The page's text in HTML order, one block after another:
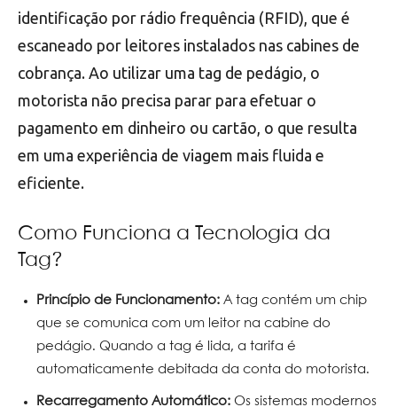
identificação por rádio frequência (RFID), que é
escaneado por leitores instalados nas cabines de
cobrança. Ao utilizar uma tag de pedágio, o
motorista não precisa parar para efetuar o
pagamento em dinheiro ou cartão, o que resulta
em uma experiência de viagem mais fluida e
eficiente.
Como Funciona a Tecnologia da
Tag?
Princípio de Funcionamento: A tag contém um chip
que se comunica com um leitor na cabine do
pedágio. Quando a tag é lida, a tarifa é
automaticamente debitada da conta do motorista.
Recarregamento Automático: Os sistemas modernos